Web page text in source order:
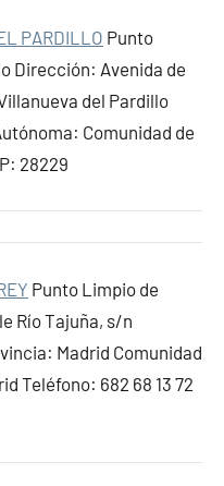
PARDILLO Punto
Dirección: Avenida de
del Pardillo
Comunidad de
28229
Punto Limpio de
Río Tajuña, s/n
Madrid Comunidad
Teléfono: 682 68 13 72